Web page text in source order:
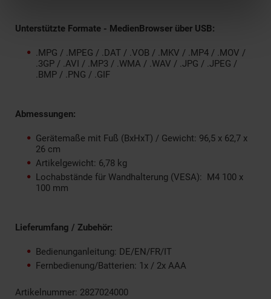
Unterstützte Formate - MedienBrowser über USB:
.MPG / .MPEG / .DAT / .VOB / .MKV / .MP4 / .MOV /
.3GP / .AVI / .MP3 / .WMA / .WAV / .JPG / .JPEG /
.BMP / .PNG / .GIF
Abmessungen:
Gerätemaße mit Fuß (BxHxT) / Gewicht: 96,5 x 62,7 x
26 cm
Artikelgewicht: 6,78 kg
Lochabstände für Wandhalterung (VESA): M4 100 x
100 mm
Lieferumfang / Zubehör:
Bedienunganleitung: DE/EN/FR/IT
Fernbedienung/Batterien: 1x / 2x AAA
Artikelnummer: 2827024000